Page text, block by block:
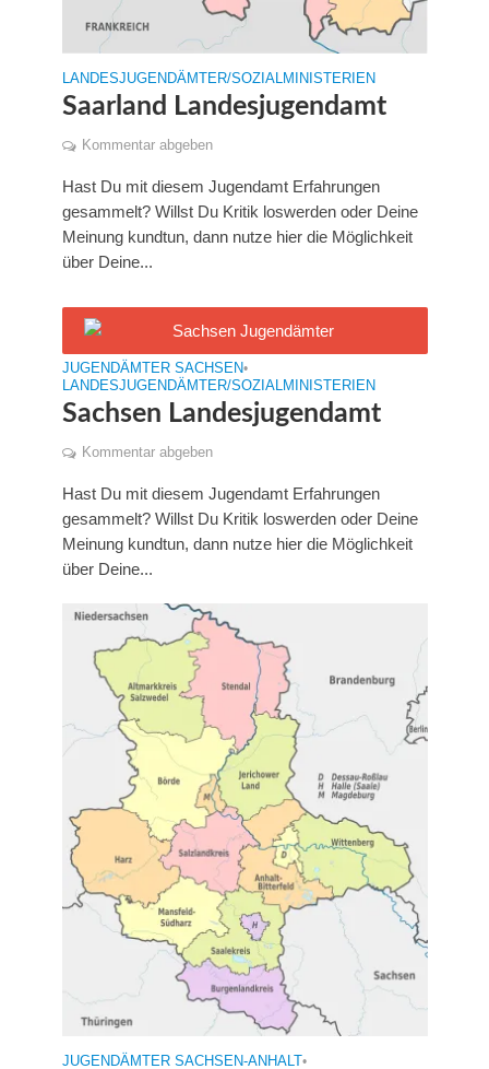
LANDESJUGENDÄMTER/SOZIALMINISTERIEN
Saarland Landesjugendamt
Kommentar abgeben
Hast Du mit diesem Jugendamt Erfahrungen
gesammelt? Willst Du Kritik loswerden oder Deine
Meinung kundtun, dann nutze hier die Möglichkeit
über Deine...
JUGENDÄMTER SACHSEN•
LANDESJUGENDÄMTER/SOZIALMINISTERIEN
Sachsen Landesjugendamt
Kommentar abgeben
Hast Du mit diesem Jugendamt Erfahrungen
gesammelt? Willst Du Kritik loswerden oder Deine
Meinung kundtun, dann nutze hier die Möglichkeit
über Deine...
JUGENDÄMTER SACHSEN-ANHALT•